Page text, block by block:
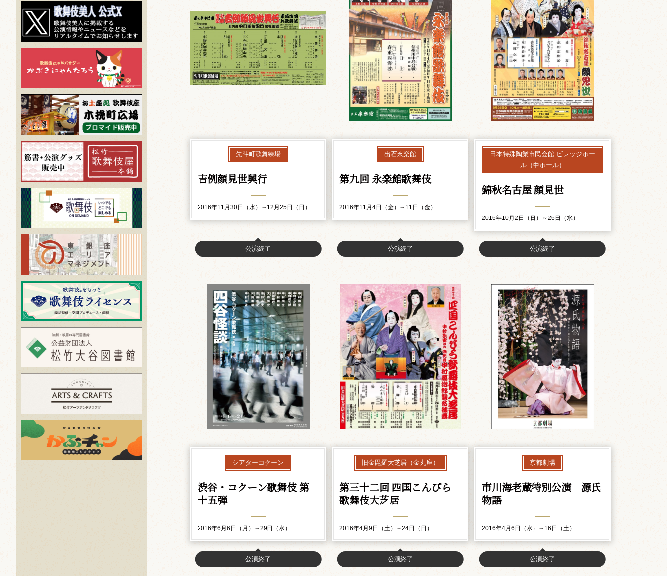
先斗町歌舞練場
吉例顔見世興行
2016年11月30日（水）～12月25日（日）
公演終了
出石永楽館
第九回 永楽館歌舞伎
2016年11月4日（金）～11日（金）
公演終了
日本特殊陶業市民会館 ビレッジホー
ル（中ホール）
錦秋名古屋 顔見世
2016年10月2日（日）～26日（水）
公演終了
シアターコクーン
渋谷・コクーン歌舞伎 第
十五弾
2016年6月6日（月）～29日（水）
公演終了
旧金毘羅大芝居（金丸座）
第三十二回 四国こんぴら
歌舞伎大芝居
2016年4月9日（土）～24日（日）
公演終了
京都劇場
市川海老蔵特別公演 源氏
物語
2016年4月6日（水）～16日（土）
公演終了